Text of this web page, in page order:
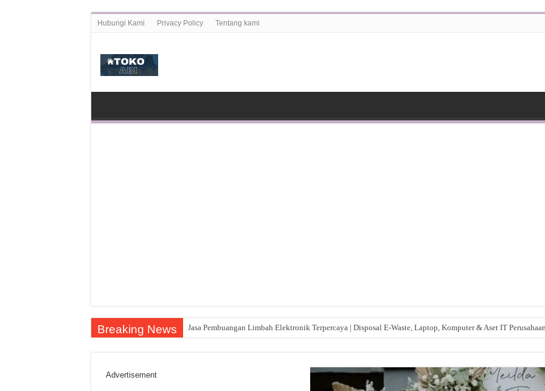
Hubungi Kami Privacy Policy Tentang kami
Breaking News Jasa Pembuangan Limbah Elektronik Terpercaya | Disposal E-Waste, Laptop, Komputer & Aset IT
Advertisement